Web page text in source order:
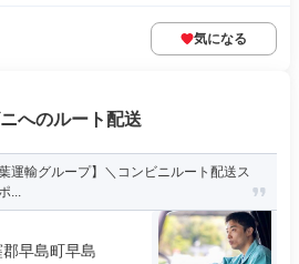
気になる
へのルート配送
運輸グループ】＼コンビニルート配送ス
...
早島町早島